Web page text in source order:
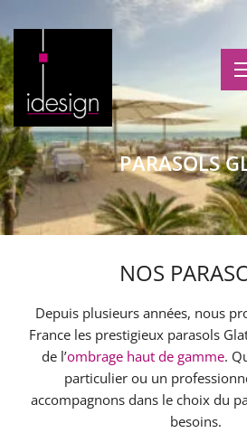
PARASOLS
NOS
Depuis plusieurs années, nous
France les prestigieux parasols
de l’ombrage haut de gamme.
particulier ou un
accompagnons dans le choix du
besoins.